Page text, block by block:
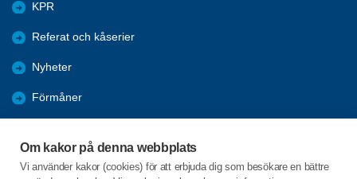
Om kakor på denna webbplats
Vi använder kakor (cookies) för att erbjuda dig som besökare en bättre
KPR
Referat och kåserier
Nyheter
Förmåner
Tanums kommun